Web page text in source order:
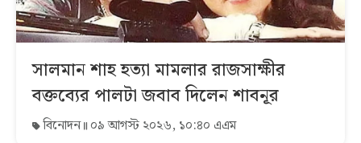
সালমান শাহ হত্যা মামলার রাজসাক্ষীর
বক্তব্যের পালটা জবাব দিলেন শাবনূর
বিনোদন ০৯ আগস্ট ২০২৬, ১০:৪০ এএম